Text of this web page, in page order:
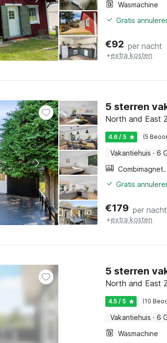
Wasmachine
Gratis
€92 per nacht
+extra kosten
5 sterren
North and East
4.6 / 5 (5
Vakantiehuis · 6
Gratis
€179 per nacht
+extra kosten
5 sterren
North and East
4.5 / 5 (10
Vakantiehuis · 6
Wasmachine